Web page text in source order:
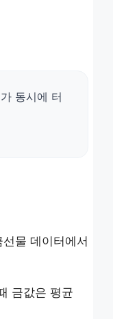
동시에 터
물 데이터에서
금값은 평균